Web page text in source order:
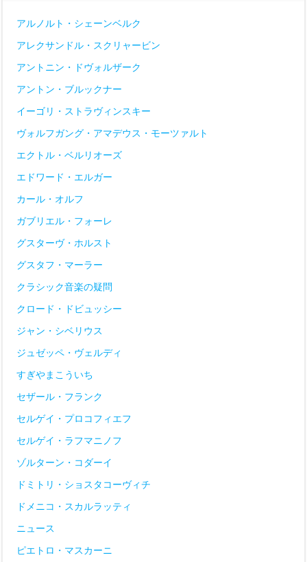
アルノルト・シェーンベルク
アレクサンドル・スクリャービン
アントニン・ドヴォルザーク
アントン・ブルックナー
イーゴリ・ストラヴィンスキー
ヴォルフガング・アマデウス・モーツァルト
エクトル・ベルリオーズ
エドワード・エルガー
カール・オルフ
ガブリエル・フォーレ
グスターヴ・ホルスト
グスタフ・マーラー
クラシック音楽の疑問
クロード・ドビュッシー
ジャン・シベリウス
ジュゼッペ・ヴェルディ
すぎやまこういち
セザール・フランク
セルゲイ・プロコフィエフ
セルゲイ・ラフマニノフ
ゾルターン・コダーイ
ドミトリ・ショスタコーヴィチ
ドメニコ・スカルラッティ
ニュース
ピエトロ・マスカーニ